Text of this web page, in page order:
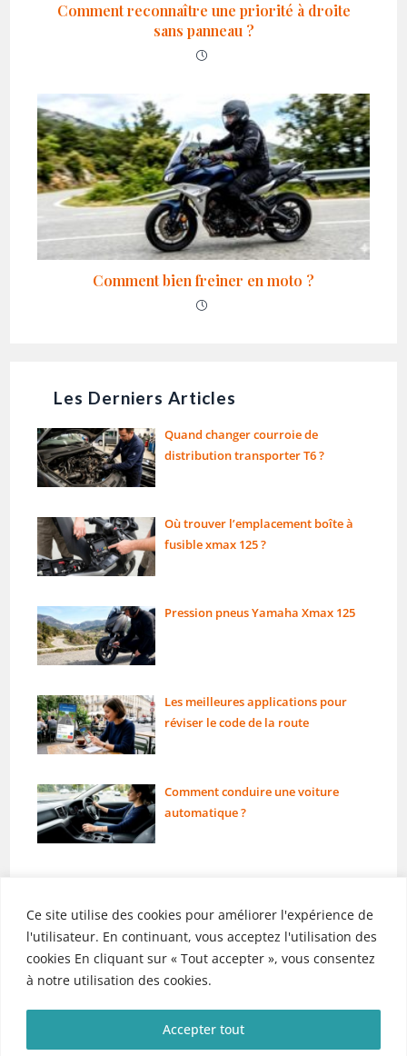
Ce site utilise des cookies pour améliorer l'expérience de
l'utilisateur. En continuant, vous acceptez l'utilisation des
cookies En cliquant sur « Tout accepter », vous consentez
à notre utilisation des cookies.
Accepter tout
Comment reconnaître une priorité à droite
sans panneau ?
Comment bien freiner en moto ?
Les Derniers Articles
Quand changer courroie de
distribution transporter T6 ?
Où trouver l’emplacement boîte à
fusible xmax 125 ?
Pression pneus Yamaha Xmax 125
Les meilleures applications pour
réviser le code de la route
Comment conduire une voiture
automatique ?
Liens utiles Rubriques
Voiture
2 Roues